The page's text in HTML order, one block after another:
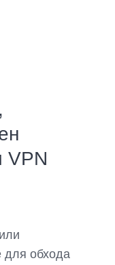
VPN
для обхода